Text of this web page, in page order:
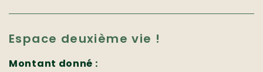
Espace deuxième vie !
Montant donné :